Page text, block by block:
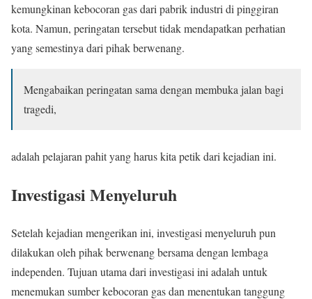
kemungkinan kebocoran gas dari pabrik industri di pinggiran
kota. Namun, peringatan tersebut tidak mendapatkan perhatian
yang semestinya dari pihak berwenang.
Mengabaikan peringatan sama dengan membuka jalan bagi
tragedi,
adalah pelajaran pahit yang harus kita petik dari kejadian ini.
Investigasi Menyeluruh
Setelah kejadian mengerikan ini, investigasi menyeluruh pun
dilakukan oleh pihak berwenang bersama dengan lembaga
independen. Tujuan utama dari investigasi ini adalah untuk
menemukan sumber kebocoran gas dan menentukan tanggung